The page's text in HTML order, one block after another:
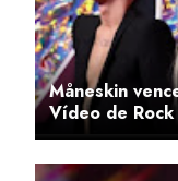
Måneskin
Vídeo de